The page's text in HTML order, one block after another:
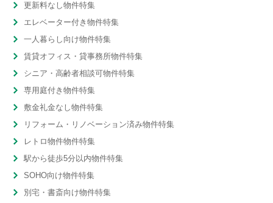
更新料なし物件特集
エレベーター付き物件特集
一人暮らし向け物件特集
賃貸オフィス・貸事務所物件特集
シニア・高齢者相談可物件特集
専用庭付き物件特集
敷金礼金なし物件特集
リフォーム・リノベーション済み物件特集
レトロ物件物件特集
駅から徒歩5分以内物件特集
SOHO向け物件特集
別宅・書斎向け物件特集